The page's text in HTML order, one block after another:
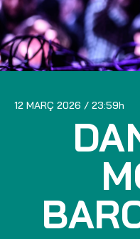
12 MARÇ 2026 23:59